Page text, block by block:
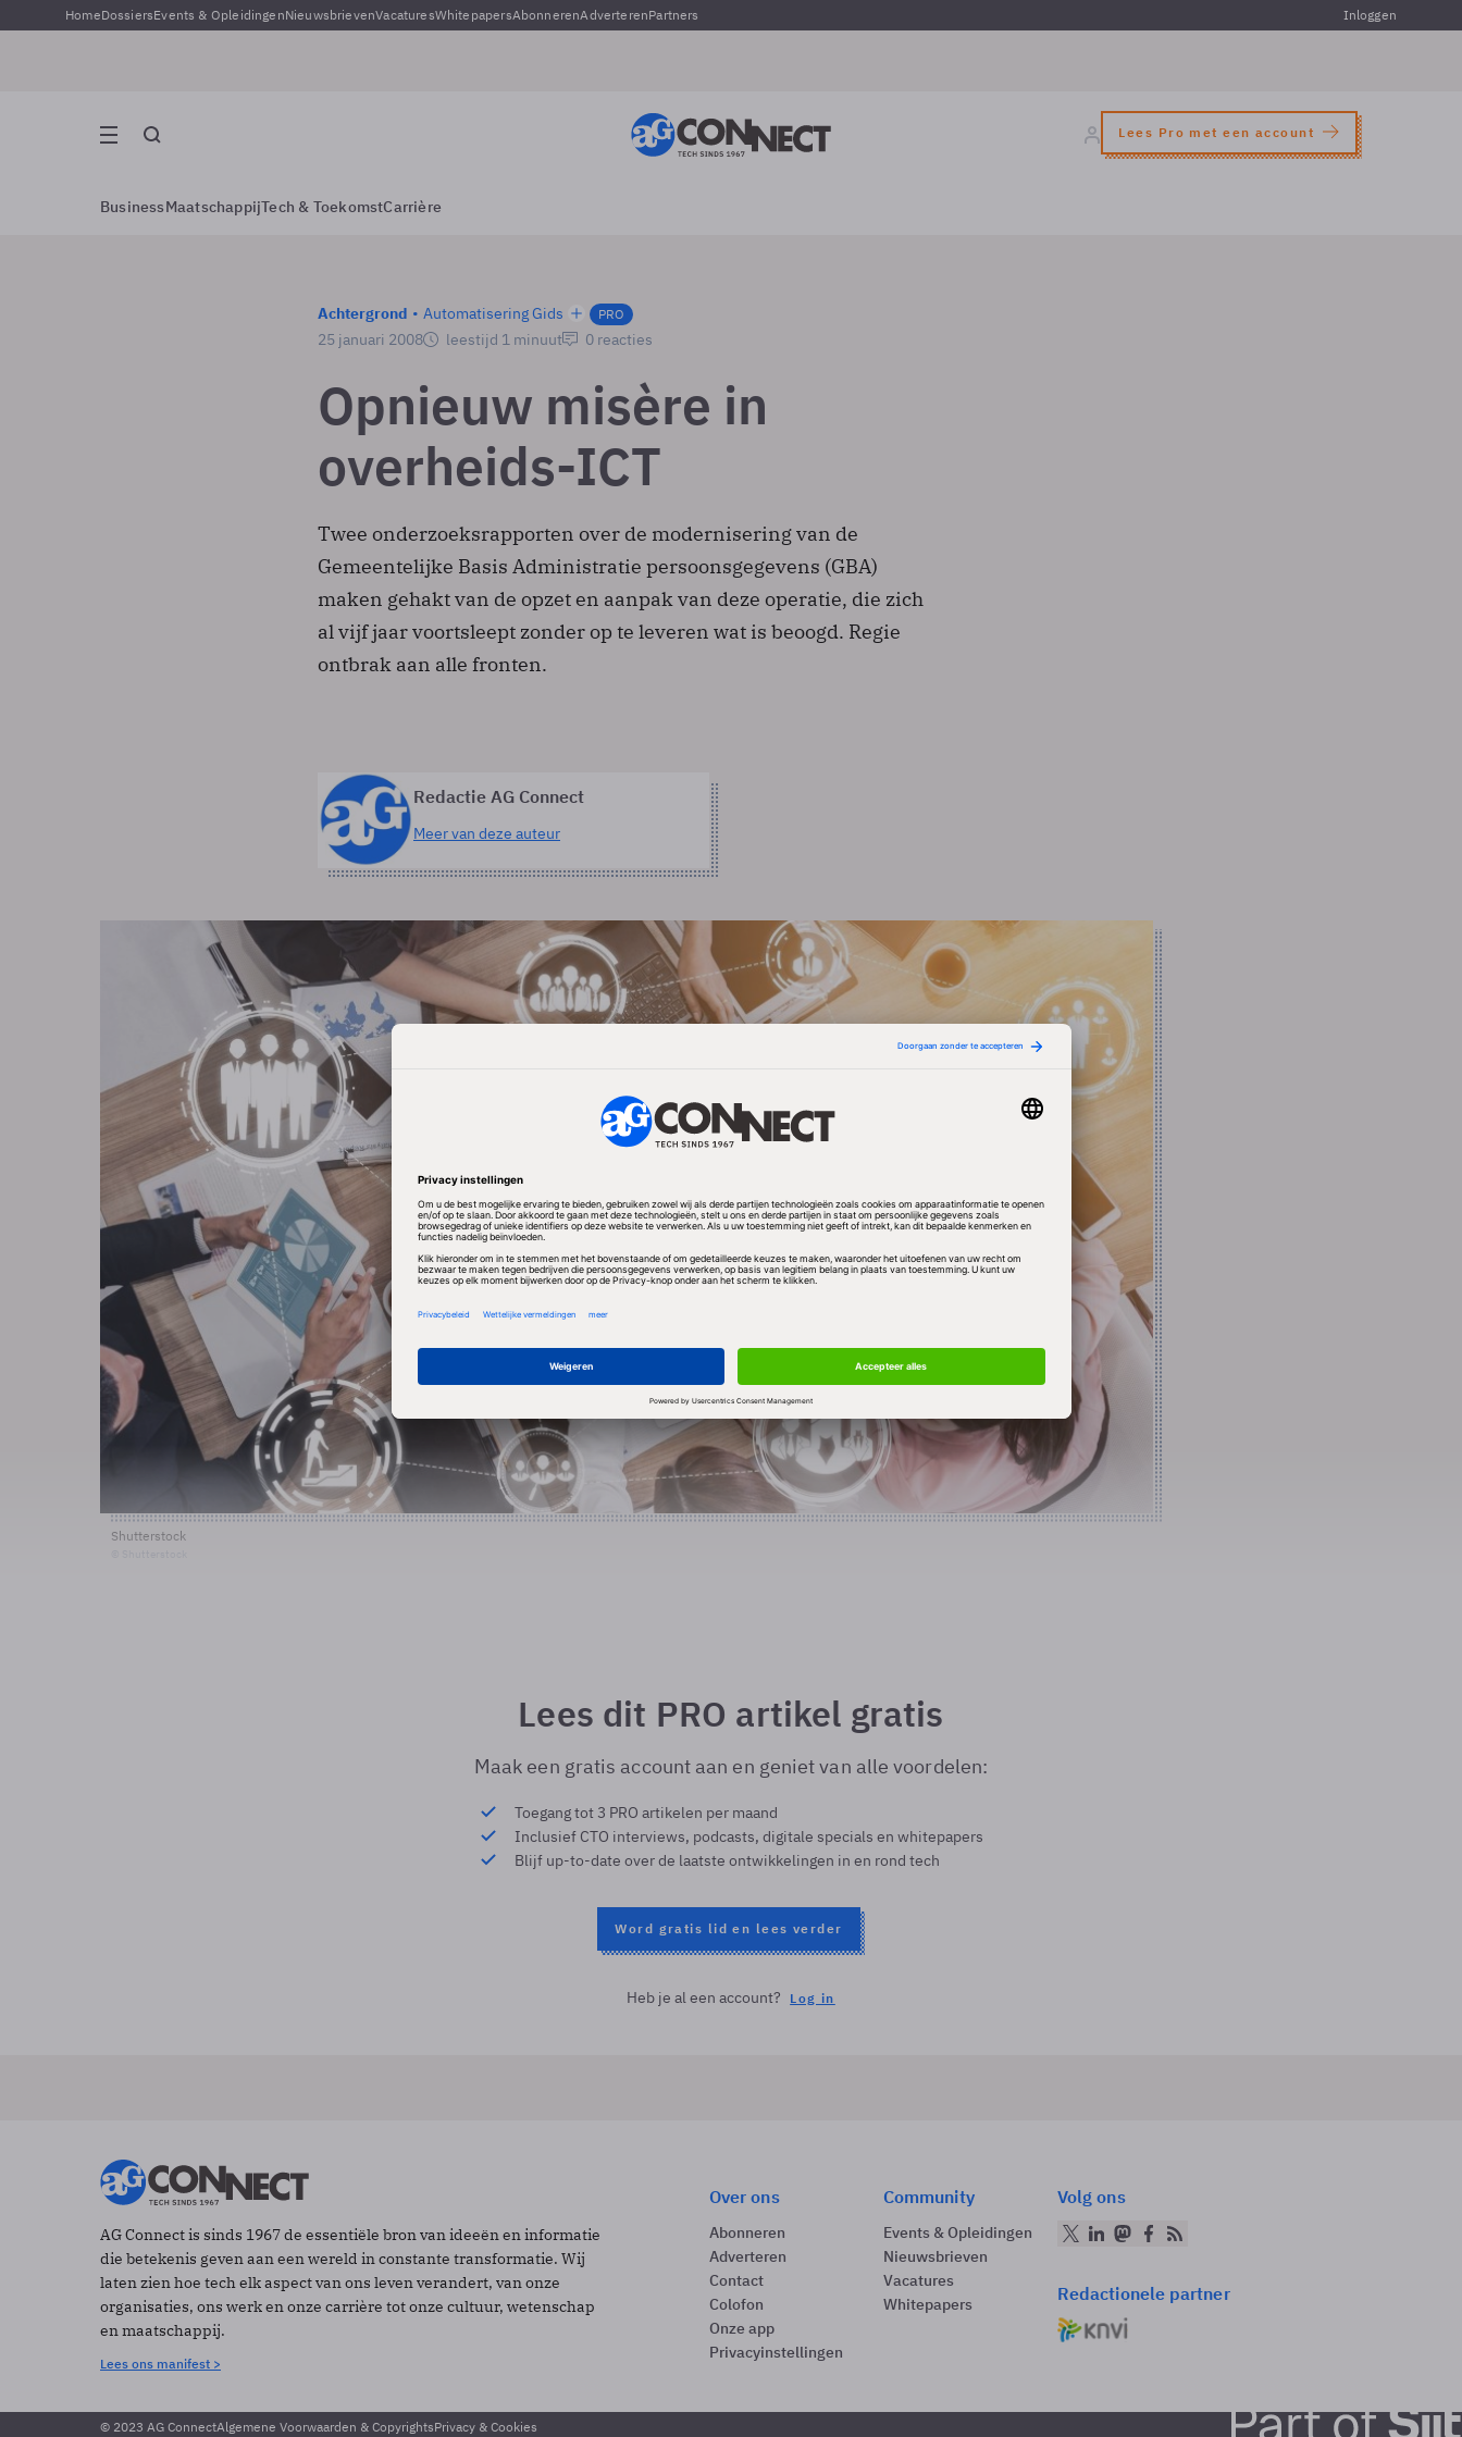
HomeDossiersEvents & OpleidingenNieuwsbrievenVacaturesWhitepapersAbonnerenAdverterenPartners Inloggen
Lees Pro met een account
BusinessMaatschappijTech & ToekomstCarrière
Achtergrond Automatisering Gids PRO
25 januari 2008 leestijd 1 minuut 0 reacties
Opnieuw misère in
overheids-ICT
Twee onderzoeksrapporten over de modernisering van de
Gemeentelijke Basis Administratie persoonsgegevens (GBA)
maken gehakt van de opzet en aanpak van deze operatie, die zich
al vijf jaar voortsleept zonder op te leveren wat is beoogd. Regie
ontbrak aan alle fronten.
Redactie AG Connect
Meer van deze auteur
Shutterstock
Lees dit PRO artikel gratis
Maak een gratis account aan en geniet van alle voordelen:
Toegang tot 3 PRO artikelen per maand
Inclusief CTO interviews, podcasts, digitale specials en whitepapers
Blijf up-to-date over de laatste ontwikkelingen in en rond tech
Word gratis lid en lees verder
Heb je al een account? Log in
AG Connect is sinds 1967 de essentiële bron van ideeën en informatie
die betekenis geven aan een wereld in constante transformatie. Wij
laten zien hoe tech elk aspect van ons leven verandert, van onze
organisaties, ons werk en onze carrière tot onze cultuur, wetenschap
en maatschappij.
Lees ons manifest >
Over ons
Abonneren
Adverteren
Contact
Colofon
Onze app
Privacyinstellingen
Community
Events & Opleidingen
Nieuwsbrieven
Vacatures
Whitepapers
Volg ons
Redactionele partner
© 2023 AG ConnectAlgemene Voorwaarden & CopyrightsPrivacy & Cookies